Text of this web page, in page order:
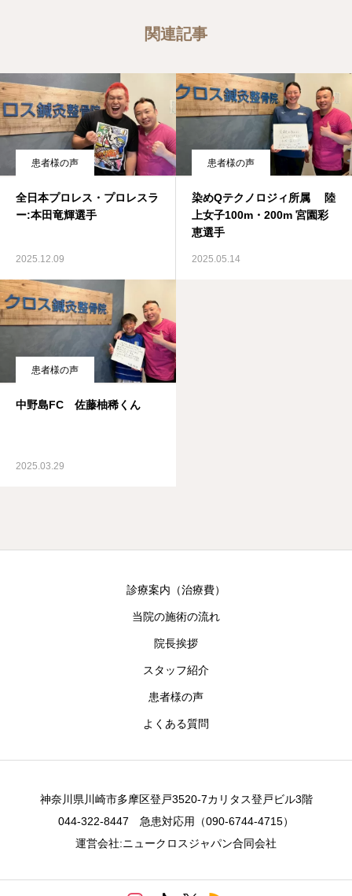
関連記事
患者様の声
全日本プロレス・プロレスラ
ー:本田竜輝選手
2025.12.09
患者様の声
染めQテクノロジィ所属 陸
上女子100m・200m 宮園彩
恵選手
2025.05.14
患者様の声
中野島FC 佐藤柚稀くん
2025.03.29
診療案内（治療費）
当院の施術の流れ
院長挨拶
スタッフ紹介
患者様の声
よくある質問
神奈川県川崎市多摩区登戸3520-7カリタス登戸ビル3階
044-322-8447 急患対応用（090-6744-4715）
運営会社:ニュークロスジャパン合同会社